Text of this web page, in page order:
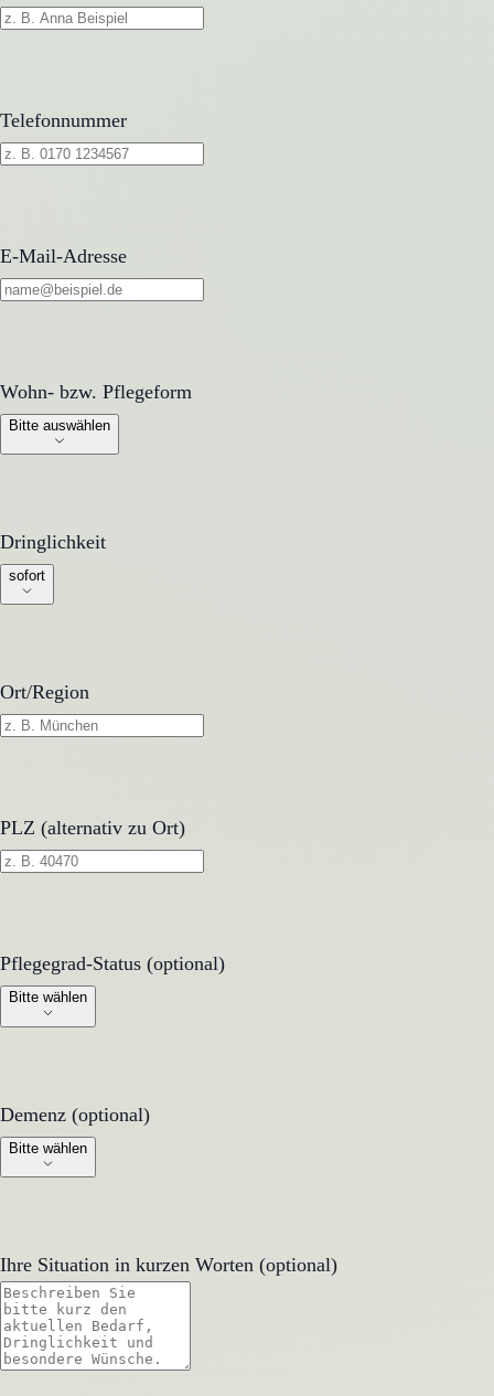
Telefonnummer
E-Mail-Adresse
Wohn- bzw. Pflegeform
Wohn- bzw. Pflegeform
Bitte auswählen
Dringlichkeit
Dringlichkeit
sofort
Ort/Region
PLZ (alternativ zu Ort)
Pflegegrad-Status (optional)
Pflegegrad-Status (optional)
Bitte wählen
Demenz (optional)
Demenz (optional)
Bitte wählen
Ihre Situation in kurzen Worten (optional)